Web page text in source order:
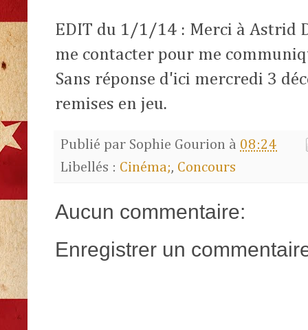
EDIT du 1/1/14 : Merci à Astrid
me contacter pour me
Sans réponse d'ici mercredi 3
remises en jeu.
Publié par Sophie Gourion à 08:24
Libellés : Cinéma;, Concours
Aucun commentaire:
Enregistrer un